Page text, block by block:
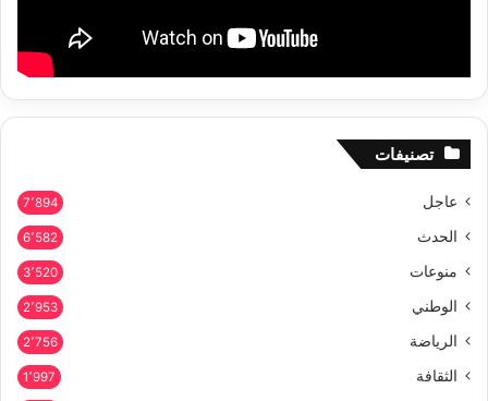
تصنيفات
عاجل 7٬894
الحدث 6٬582
منوعات 3٬520
الوطني 2٬953
الرياضة 2٬756
الثقافة 1٬997